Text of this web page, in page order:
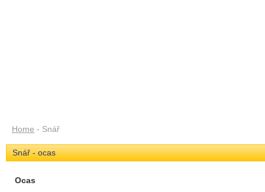
Home - Snář
Snář - ocas
Ocas